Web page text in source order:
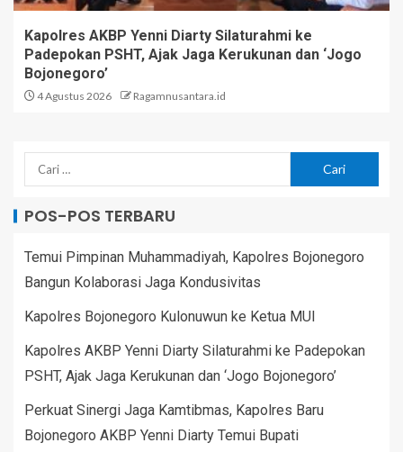
Kapolres AKBP Yenni Diarty Silaturahmi ke
Padepokan PSHT, Ajak Jaga Kerukunan dan ‘Jogo
Bojonegoro’
4 Agustus 2026 Ragamnusantara.id
POS-POS TERBARU
Temui Pimpinan Muhammadiyah, Kapolres Bojonegoro
Bangun Kolaborasi Jaga Kondusivitas
Kapolres Bojonegoro Kulonuwun ke Ketua MUI
Kapolres AKBP Yenni Diarty Silaturahmi ke Padepokan
PSHT, Ajak Jaga Kerukunan dan ‘Jogo Bojonegoro’
Perkuat Sinergi Jaga Kamtibmas, Kapolres Baru
Bojonegoro AKBP Yenni Diarty Temui Bupati